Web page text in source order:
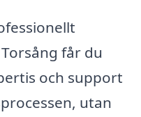
får du
och support
utan